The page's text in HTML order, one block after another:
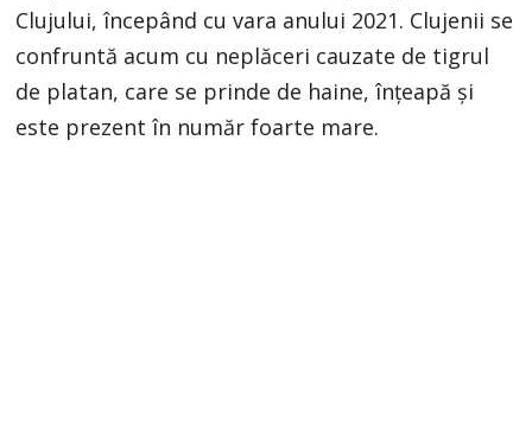
Clujului, începând cu vara anului 2021. Clujenii se
confruntă acum cu neplăceri cauzate de tigrul
de platan, care se prinde de haine, înțeapă și
este prezent în număr foarte mare.